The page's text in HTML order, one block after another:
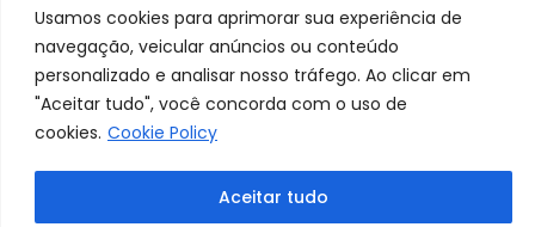
Usamos cookies para aprimorar sua experiência de
navegação, veicular anúncios ou conteúdo
personalizado e analisar nosso tráfego. Ao clicar em
"Aceitar tudo", você concorda com o uso de
cookies. Cookie Policy
Aceitar tudo